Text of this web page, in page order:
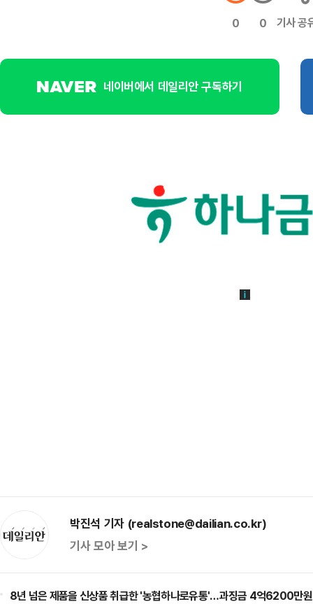
0 0 기사 공
네이버에서 데일리안 구독하기
박진석 기자 (realstone@dailian.co.kr)
기사 모아 보기 >
8년 넘은 제품을 신상품 취급한 '농협하나로유통'…과징금 4억6200만원